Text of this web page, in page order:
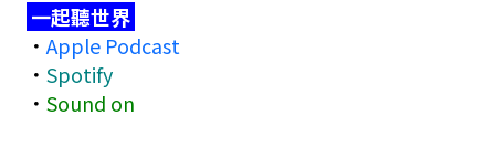
一起聽世界
． Apple Podcast
． Spotify
． Sound on